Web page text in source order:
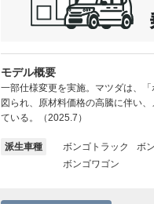
モデル概要
一部仕様変更を実施。マツダは、
図られ、原材料価格の高騰に伴い
ている。（2025.7）
派生車種 ボンゴトラック ボ
ボンゴワゴン